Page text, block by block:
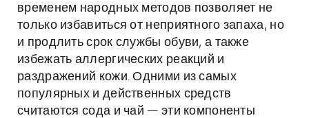
временем народных методов позволяет не
только избавиться от неприятного запаха, но
и продлить срок службы обуви, а также
избежать аллергических реакций и
раздражений кожи. Одними из самых
популярных и действенных средств
считаются сода и чай — эти компоненты